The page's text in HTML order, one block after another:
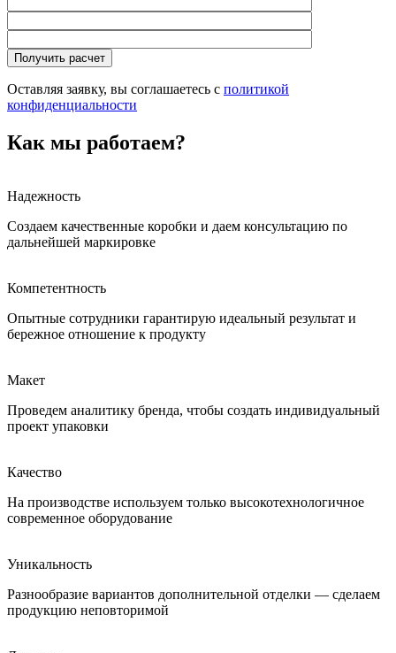
Оставляя заявку, вы соглашаетесь с политикой
конфиденциальности
Как мы работаем?
Надежность
Создаем качественные коробки и даем консультацию по
дальнейшей маркировке
Компетентность
Опытные сотрудники гарантирую идеальный результат и
бережное отношение к продукту
Макет
Проведем аналитику бренда, чтобы создать индивидуальный
проект упаковки
Качество
На производстве используем только высокотехнологичное
современное оборудование
Уникальность
Разнообразие вариантов дополнительной отделки — сделаем
продукцию неповторимой